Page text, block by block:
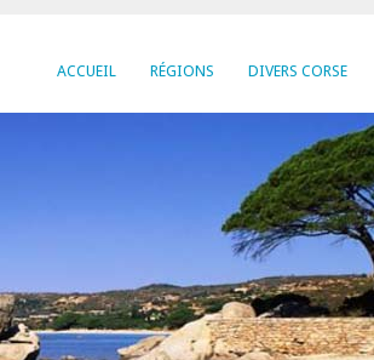
ACCUEIL RÉGIONS DIVERS CORSE